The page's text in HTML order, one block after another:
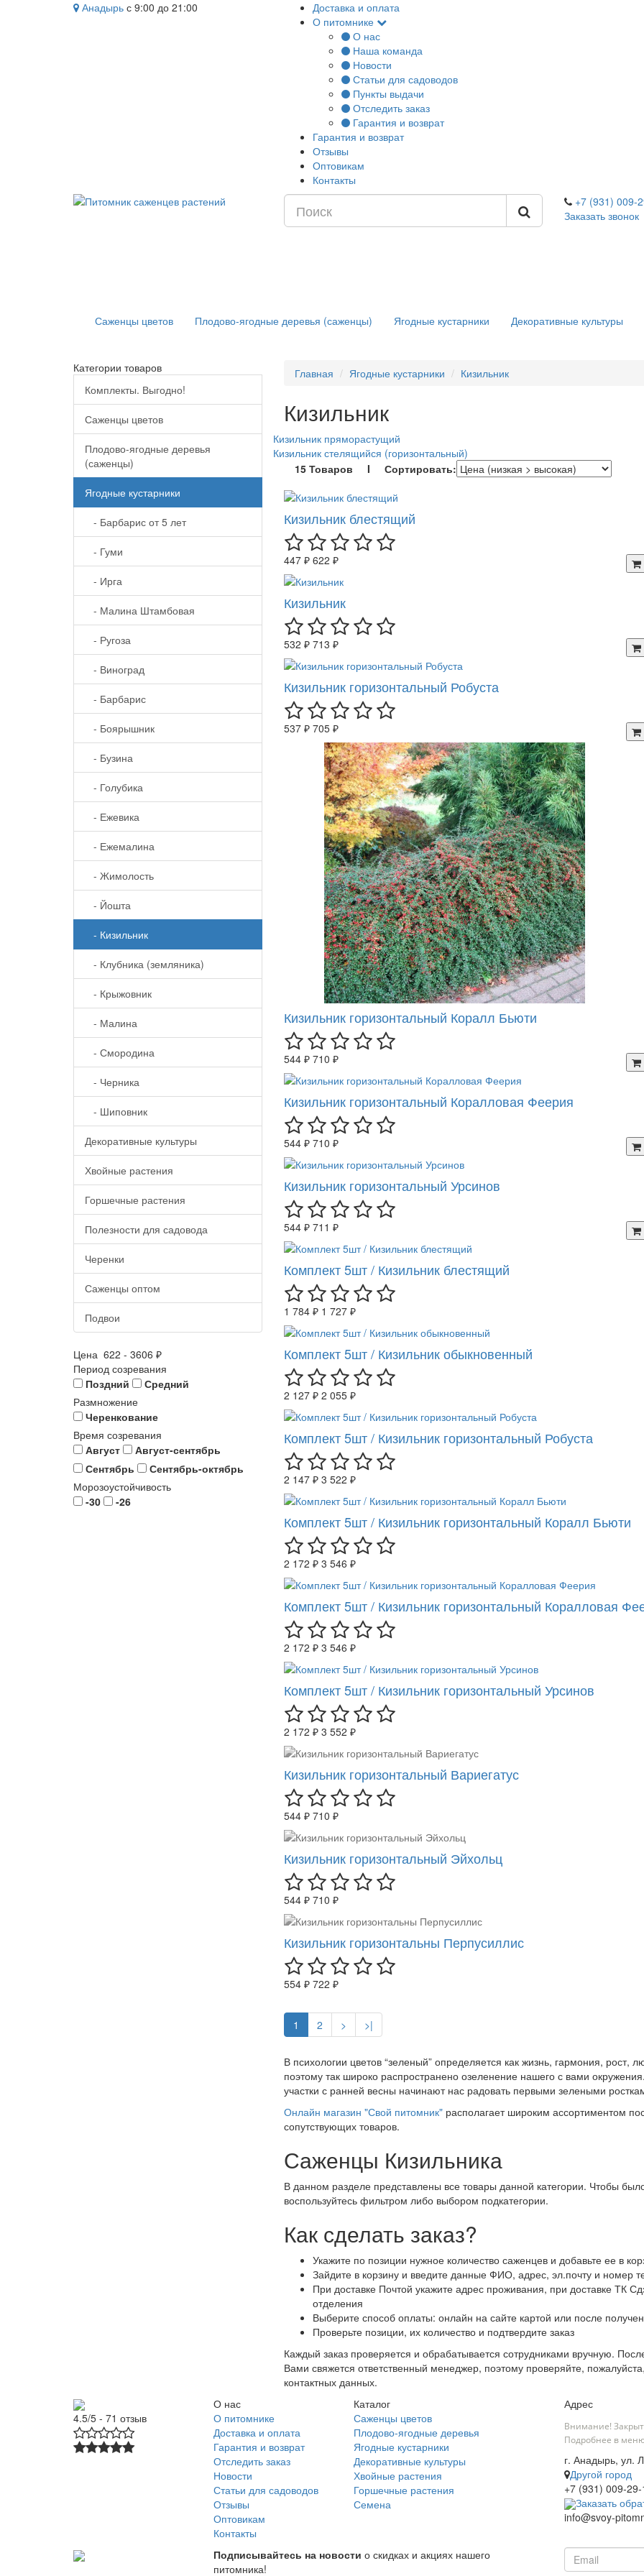
Анадырь с 9:00 до 21:00
Доставка и оплата
О питомнике
О нас
Наша команда
Новости
Статьи для садоводов
Пункты выдачи
Отследить заказ
Гарантия и возврат
Гарантия и возврат
Отзывы
Оптовикам
Контакты
+7 (931) 009-
Заказать звонок
Саженцы цветов Плодово-ягодные деревья (саженцы) Ягодные кустарники Декоративные культуры
Категории товаров
Комплекты. Выгодно!
Саженцы цветов
Плодово-ягодные деревья
(саженцы)
Ягодные кустарники
- Барбарис от 5 лет
- Гуми
- Ирга
- Малина Штамбовая
- Ругоза
- Виноград
- Барбарис
- Боярышник
- Бузина
- Голубика
- Ежевика
- Ежемалина
- Жимолость
- Йошта
- Кизильник
- Клубника (земляника)
- Крыжовник
- Малина
- Смородина
- Черника
- Шиповник
Декоративные культуры
Хвойные растения
Горшечные растения
Полезности для садовода
Черенки
Саженцы оптом
Подвои
Цена 622 - 3606 ₽
Период созревания
Поздний
Средний
Размножение
Черенкование
Время созревания
Август
Август-сентябрь
Сентябрь
Сентябрь-октябрь
Морозоустойчивость
-30
-26
Главная Ягодные кустарники Кизильник
Кизильник
Кизильник пряморастущий
Кизильник стелящийся (горизонтальный)
15 Товаров I Сортировать:
Кизильник блестящий
447 ₽ 622 ₽
Кизильник
532 ₽ 713 ₽
Кизильник горизонтальный Робуста
537 ₽ 705 ₽
Кизильник горизонтальный Коралл Бьюти
544 ₽ 710 ₽
Кизильник горизонтальный Коралловая Феерия
544 ₽ 710 ₽
Кизильник горизонтальный Урсинов
544 ₽ 711 ₽
Комплект 5шт / Кизильник блестящий
1 784 ₽ 1 727 ₽
Комплект 5шт / Кизильник обыкновенный
2 127 ₽ 2 055 ₽
Комплект 5шт / Кизильник горизонтальный Робуста
2 147 ₽ 3 522 ₽
Комплект 5шт / Кизильник горизонтальный Коралл Бьюти
2 172 ₽ 3 546 ₽
Комплект 5шт / Кизильник горизонтальный Коралловая
2 172 ₽ 3 546 ₽
Комплект 5шт / Кизильник горизонтальный Урсинов
2 172 ₽ 3 552 ₽
Кизильник горизонтальный Вариегатус
544 ₽ 710 ₽
Кизильник горизонтальный Эйхольц
544 ₽ 710 ₽
Кизильник горизонтальны Перпусиллис
554 ₽ 722 ₽
1 2 > >|
В психологии цветов “зеленый” определяется как жизнь, гармония, рост,
поэтому так широко распространено озеленение нашего с вами
участки с ранней весны начинают нас радовать первыми зелеными
Онлайн магазин "Свой питомник"располагает широким ассортиментом
сопутствующих товаров.
Саженцы Кизильника
В данном разделе представлены все товары данной категории. Чтобы
воспользуйтесь фильтром либо выбором подкатегории.
Как сделать заказ?
Укажите по позиции нужное количество саженцев и добавьте ее в
Зайдите в корзину и введите данные ФИО, адрес, эл.почту и номер
При доставке Почтой укажите адрес проживания, при доставке ТК
отделения
Выберите способ оплаты: онлайн на сайте картой или после
Проверьте позиции, их количество и подтвердите заказ
Каждый заказ проверяется и обрабатывается сотрудниками вручную.
Вами свяжется ответственный менеджер, поэтому проверяйте,
контактных данных.
4.5/5 - 71 отзыв
О нас
О питомнике
Доставка и оплата
Гарантия и возврат
Отследить заказ
Новости
Статьи для садоводов
Отзывы
Оптовикам
Контакты
Каталог
Саженцы цветов
Плодово-ягодные деревья
Ягодные кустарники
Декоративные культуры
Хвойные растения
Горшечные растения
Семена
Адрес
Внимание!
Подробнее в
г. Анадырь, ул.
Другой город
+7 (931) 009-
Заказать
info@svoy-
Подписывайтесь на новости о скидках и акциях нашего
питомника!